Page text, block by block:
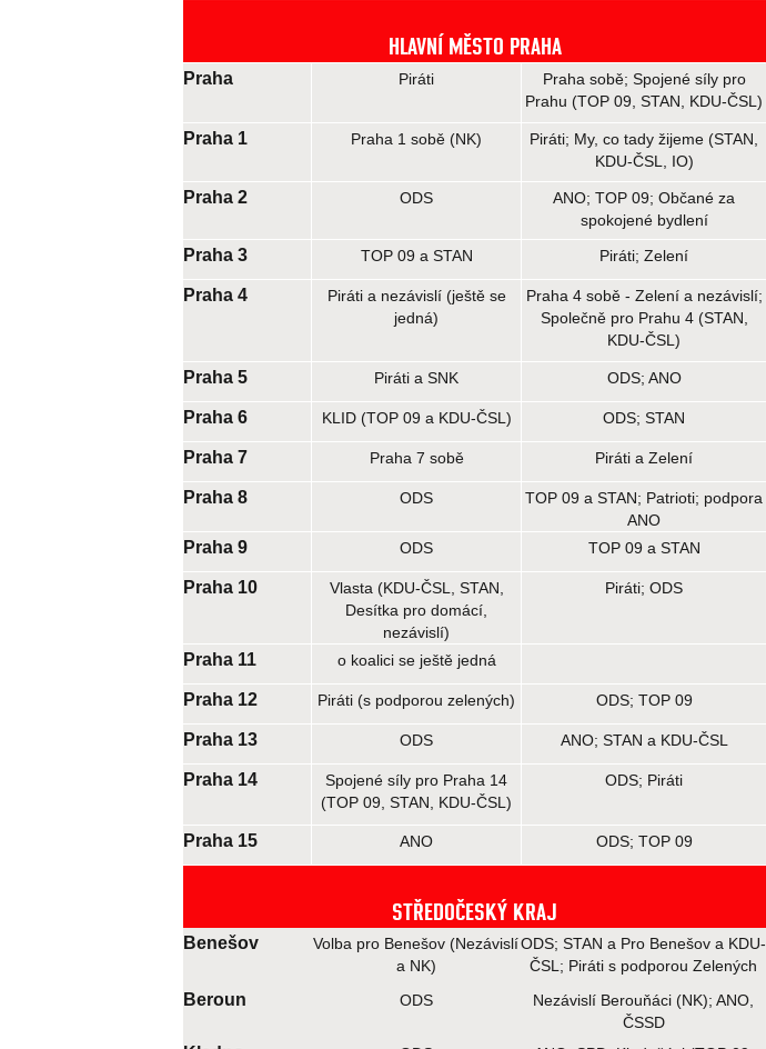
HLAVNÍ MĚSTO PRAHA
Praha Piráti
Praha sobě; Spojené síly pro
Prahu (TOP 09, STAN, KDU-ČSL)
Praha 1 Praha 1 sobě (NK)
Piráti; My, co tady žijeme (STAN,
KDU-ČSL, IO)
Praha 2 ODS
ANO; TOP 09; Občané za
spokojené bydlení
Praha 3 TOP 09 a STAN Piráti; Zelení
Praha 4
Piráti a nezávislí (ještě se
jedná)
Praha 4 sobě - Zelení a nezávislí;
Společně pro Prahu 4 (STAN,
KDU-ČSL)
Praha 5 Piráti a SNK ODS; ANO
Praha 6 KLID (TOP 09 a KDU-ČSL) ODS; STAN
Praha 7 Praha 7 sobě Piráti a Zelení
Praha 8 ODS
TOP 09 a STAN; Patrioti; podpora
ANO
Praha 9 ODS TOP 09 a STAN
Praha 10
Vlasta (KDU-ČSL, STAN,
Desítka pro domácí,
nezávislí)
Piráti; ODS
Praha 11 o koalici se ještě jedná
Praha 12 Piráti (s podporou zelených) ODS; TOP 09
Praha 13 ODS ANO; STAN a KDU-ČSL
Praha 14
Spojené síly pro Praha 14
(TOP 09, STAN, KDU-ČSL)
ODS; Piráti
Praha 15 ANO ODS; TOP 09
STŘEDOČESKÝ KRAJ
Benešov
Volba pro Benešov (Nezávislí
a NK)
ODS; STAN a Pro Benešov a KDU-
ČSL; Piráti s podporou Zelených
Beroun ODS
Nezávislí Berouňáci (NK); ANO,
ČSSD